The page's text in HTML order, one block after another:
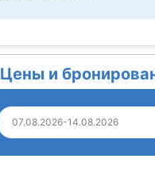
Цены и
07.08.2026-14.08.2026